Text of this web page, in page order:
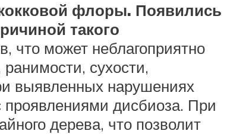
кокковой флоры. Появились
такого
что может неблагоприятно
сухости,
выявленных нарушениях
проявлениями дисбиоза. При
дерева, что позволит